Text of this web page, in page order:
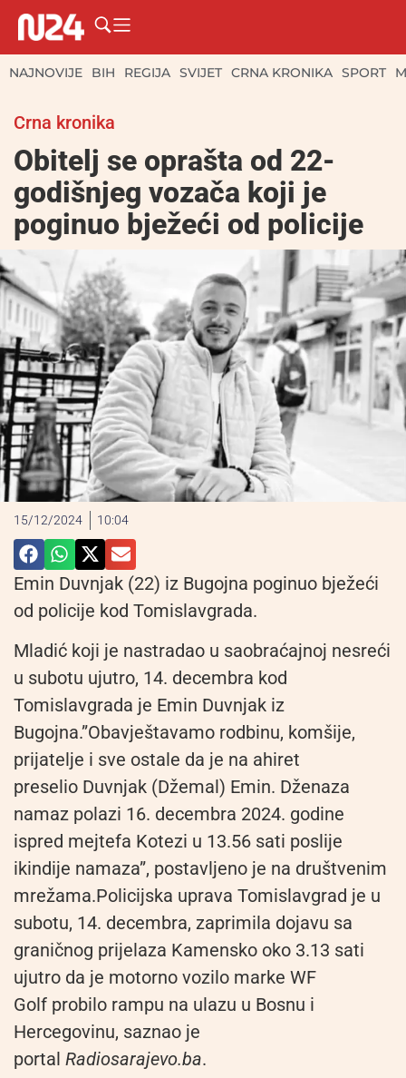
NAJNOVIJE BIH REGIJA SVIJET CRNA KRONIKA SPORT
Crna kronika
Obitelj se oprašta od 22-
godišnjeg vozača koji je
poginuo bježeći od policije
15/12/2024 10:04
Emin Duvnjak (22) iz Bugojna poginuo bježeći
od policije kod Tomislavgrada.
Mladić koji je nastradao u saobraćajnoj nesreći
u subotu ujutro, 14. decembra kod
Tomislavgrada je Emin Duvnjak iz
Bugojna.”Obavještavamo rodbinu, komšije,
prijatelje i sve ostale da je na ahiret
preselio Duvnjak (Džemal) Emin. Dženaza
namaz polazi 16. decembra 2024. godine
ispred mejtefa Kotezi u 13.56 sati poslije
ikindije namaza”, postavljeno je na društvenim
mrežama.Policijska uprava Tomislavgrad je u
subotu, 14. decembra, zaprimila dojavu sa
graničnog prijelaza Kamensko oko 3.13 sati
ujutro da je motorno vozilo marke WF
Golf probilo rampu na ulazu u Bosnu i
Hercegovinu, saznao je
portal Radiosarajevo.ba.